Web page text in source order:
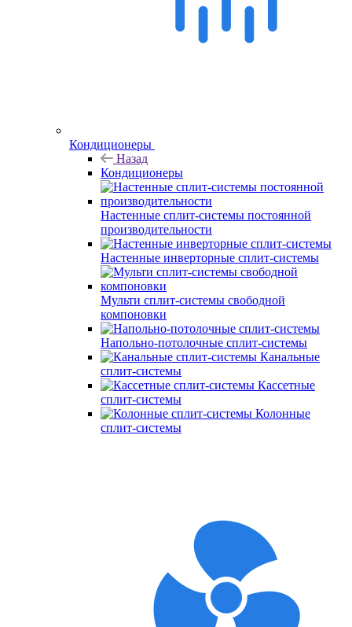
Кондиционеры
Назад
Кондиционеры
Настенные сплит-системы постоянной
производительности
Настенные инверторные сплит-системы
Мульти сплит-системы свободной
компоновки
Напольно-потолочные сплит-системы
Канальные
сплит-системы
Кассетные
сплит-системы
Колонные
сплит-системы